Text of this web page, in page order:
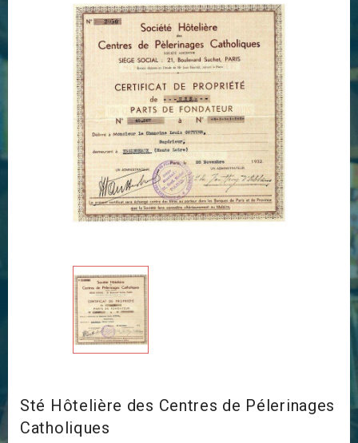
Sté Hôtelière des Centres de Pélerinages
Catholiques